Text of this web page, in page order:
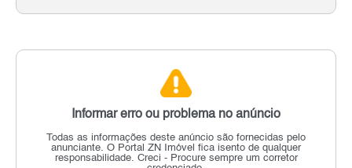
Informar erro ou problema no anúncio
Todas as informações deste anúncio são fornecidas pelo
anunciante. O Portal ZN Imóvel fica isento de qualquer
responsabilidade. Creci - Procure sempre um corretor